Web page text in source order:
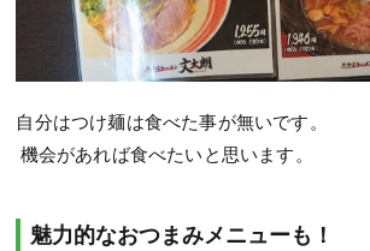
自分はつけ麺は食べた事が無いです。
機会があれば食べたいと思います。
魅力的なおつまみメニューも！